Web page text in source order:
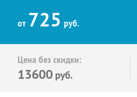
от 725 руб.
Цена без скидки:
13600 руб.